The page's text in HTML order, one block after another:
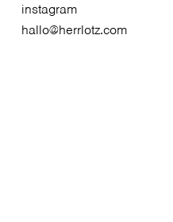
instagram
hallo@herrlotz.com